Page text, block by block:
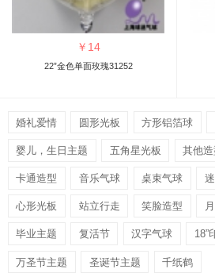
￥ 14
22”金色单面玫瑰31252
婚礼爱情 圆形光板 方形铝箔球
婴儿，生日主题 五角星光板 其他造
卡通造型 音乐气球 桌束气球
心形光板 站立行走 笑脸造型
毕业主题 复活节 汉字气球 18”
万圣节主题 圣诞节主题 千纸鹤